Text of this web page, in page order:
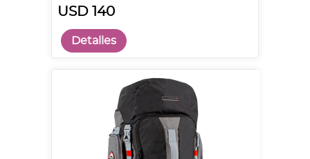
USD 140
Detalles